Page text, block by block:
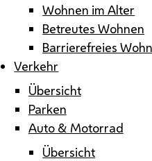
Wohnen im Alter
Betreutes Wohnen
Barrierefreies
Verkehr
Übersicht
Parken
Auto & Motorrad
Übersicht